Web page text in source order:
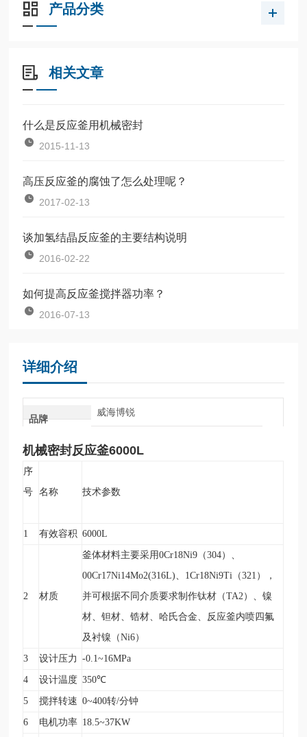
产品分类
相关文章
什么是反应釜用机械密封
2015-11-13
高压反应釜的腐蚀了怎么处理呢？
2017-02-13
谈加氢结晶反应釜的主要结构说明
2016-02-22
如何提高反应釜搅拌器功率？
2016-07-13
详细介绍
品牌
威海博锐
机械密封反应釜6000L
序
号
名称 技术参数
1 有效容积 6000L
2 材质
釜体材料主要采用0Cr18Ni9（304）、
00Cr17Ni14Mo2(316L)、1Cr18Ni9Ti（321），
并可根据不同介质要求制作钛材（TA2）、镍
材、钽材、锆材、哈氏合金、反应釜内喷四氟
及衬镍（Ni6）
3 设计压力 -0.1~16MPa
4 设计温度 350℃
5 搅拌转速 0~400转/分钟
6 电机功率 18.5~37KW